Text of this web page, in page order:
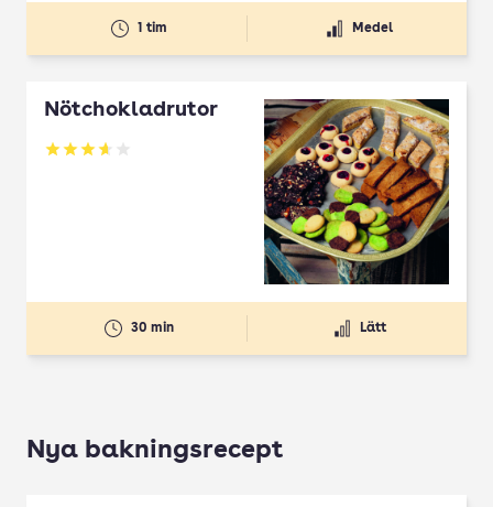
1 tim Medel
Nötchokladrutor
Betyg: 3.65 av 5
30 min Lätt
Nya bakningsrecept